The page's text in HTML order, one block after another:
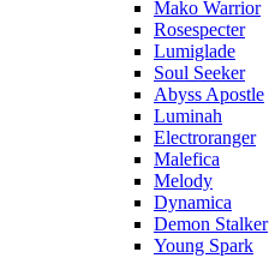
Mako Warrior
Rosespecter
Lumiglade
Soul Seeker
Abyss Apostle
Luminah
Electroranger
Malefica
Melody
Dynamica
Demon Stalker
Young Spark